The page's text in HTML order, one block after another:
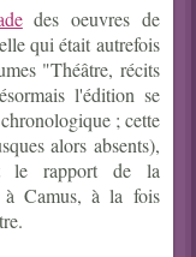
des oeuvres de
qui était autrefois
"Théâtre, récits
l'édition se
; cette
alors absents),
le rapport de la
à Camus, à la fois